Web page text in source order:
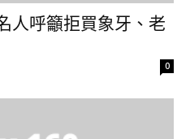
人呼籲拒買象牙、老
0